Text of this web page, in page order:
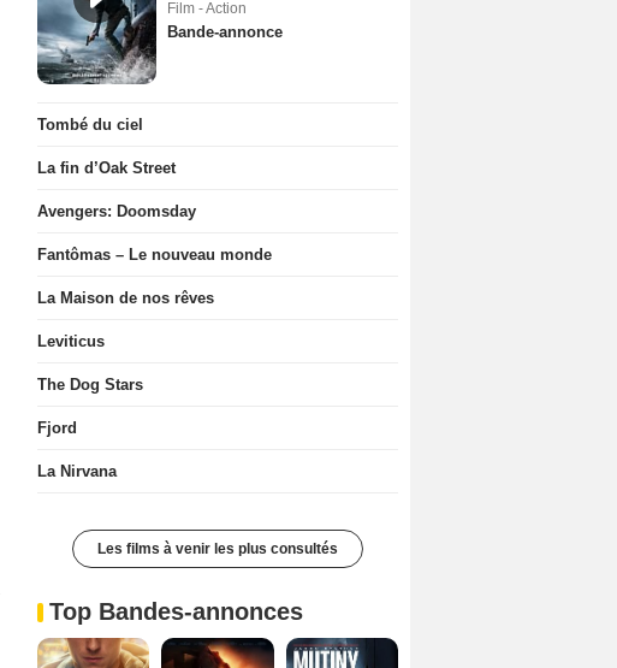
Film - Action
Bande-annonce
Tombé du ciel
La fin d’Oak Street
Avengers: Doomsday
Fantômas – Le nouveau monde
La Maison de nos rêves
Leviticus
The Dog Stars
Fjord
La Nirvana
Les films à venir les plus consultés
Top Bandes-annonces
Spider-Man: Brand New Day Bande-annonce VO STFR L'Odyssée Bande-annonce VO STFR